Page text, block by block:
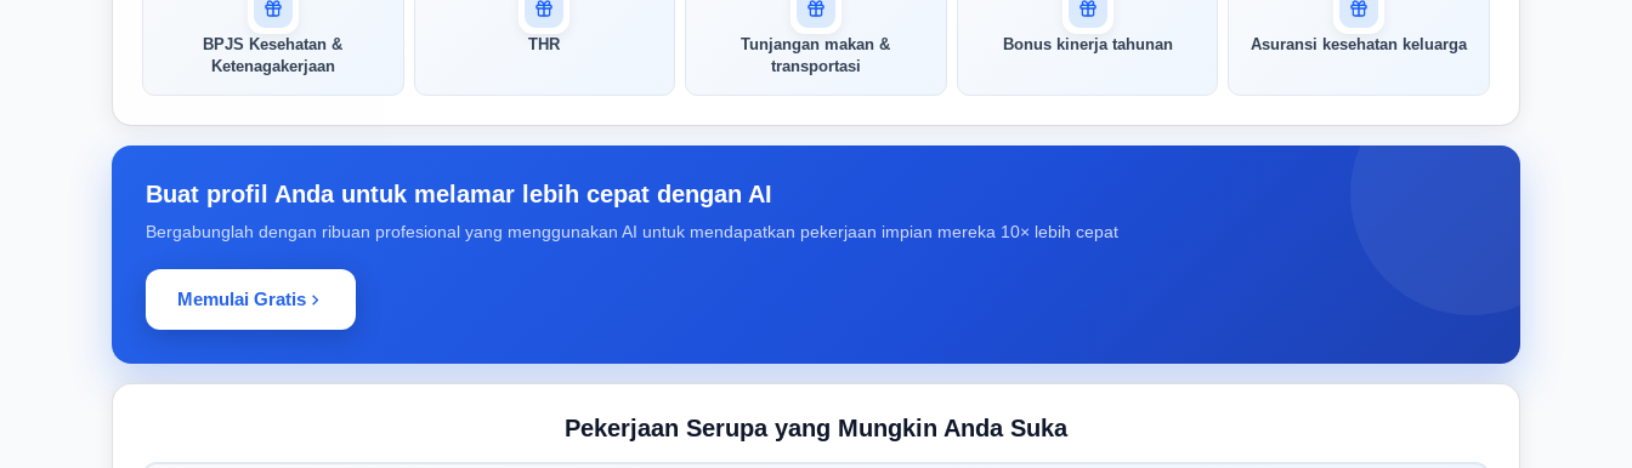
pertandingan AI Anda
AI kami menganalisis profil Anda dan
menunjukkan seberapa cocok keahlian
Anda dengan peran ini
Saya
BPJS Kesehatan &
Ketenagakerjaan
THR
Tunjangan makan &
transportasi
Bonus kinerja tahunan Asuransi kesehatan keluarga
Buat profil Anda untuk melamar lebih cepat dengan AI
Bergabunglah dengan ribuan profesional yang menggunakan AI untuk mendapatkan pekerjaan impian mereka 10× lebih cepat
Memulai Gratis
Pekerjaan Serupa yang Mungkin Anda Suka